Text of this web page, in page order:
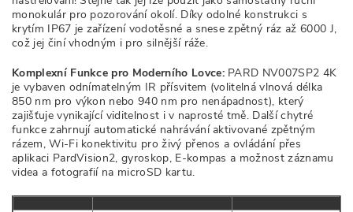
monokulár pro pozorování okolí. Díky odolné konstrukci s
krytím IP67 je zařízení vodotěsné a snese zpětný ráz až 6000 J,
což jej činí vhodným i pro silnější ráže.
Komplexní Funkce pro Moderního Lovce:PARD NV007SP2 4K
je vybaven odnímatelným IR přísvitem (volitelná vlnová délka
850 nm pro výkon nebo 940 nm pro nenápadnost), který
zajišťuje vynikající viditelnost i v naprosté tmě. Další chytré
funkce zahrnují automatické nahrávání aktivované zpětným
rázem, Wi-Fi konektivitu pro živý přenos a ovládání přes
aplikaci PardVision2, gyroskop, E-kompas a možnost záznamu
videa a fotografií na microSD kartu.